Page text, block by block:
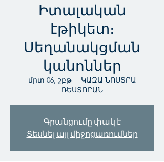
Իտալական
էթիկետ։
Սեղանակցման
կանոններ
մրտ 06, շբթ
  |
ԿԱԶԱ ՆՈՍՏՐԱ
ՌԵՍՏՈՐԱՆ
Գրանցումը փակ է
Տեսնել այլ միջոցառումներ